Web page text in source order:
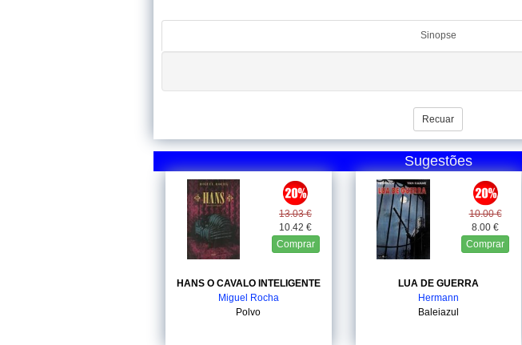
Sinopse
Recuar
Sugestões
13.03 €
10.42 €
Comprar
HANS O CAVALO INTELIGENTE
Miguel Rocha
Polvo
10.00 €
8.00 €
Comprar
LUA DE GUERRA
Hermann
Baleiazul